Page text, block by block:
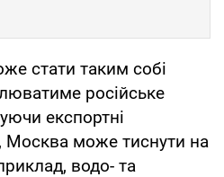
стати таким собі
російське
експортні
Москва може тиснути на
водо- та